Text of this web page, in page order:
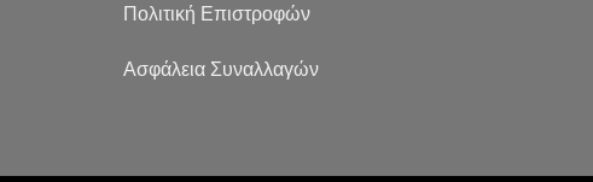
Πολιτική Επιστροφών
Ασφάλεια Συναλλαγών